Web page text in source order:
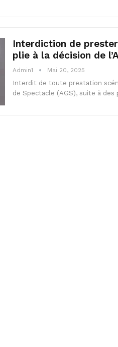
Interdiction de
plie à la décision de
Admin1 Mai 20, 2025
Interdit de toute prestation
de Spectacle (AGS), suite à